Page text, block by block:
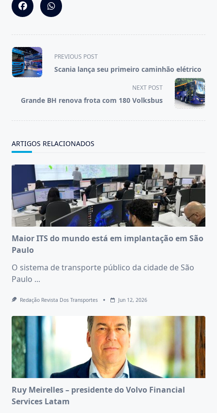
<span
class="nav-
subtitle
reader-
PREVIOUS POST
Scania lança seu primeiro caminhão elétrico
NEXT POST
Grande BH renova frota com 180 Volksbus
ARTIGOS RELACIONADOS
Maior ITS do mundo está em implantação em São
Paulo
O sistema de transporte público da cidade de São
Paulo ...
Redação Revista Dos Transportes Jun 12, 2026
Ruy Meirelles – presidente do Volvo Financial
Services Latam